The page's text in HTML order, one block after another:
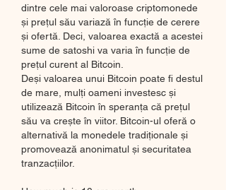
dintre cele mai valoroase criptomonede
și prețul său variază în funcție de cerere
și ofertă. Deci, valoarea exactă a acestei
sume de satoshi va varia în funcție de
prețul curent al Bitcoin.
Deși valoarea unui Bitcoin poate fi destul
de mare, mulți oameni investesc și
utilizează Bitcoin în speranța că prețul
său va crește în viitor. Bitcoin-ul oferă o
alternativă la monedele tradiționale și
promovează anonimatul și securitatea
tranzacțiilor.